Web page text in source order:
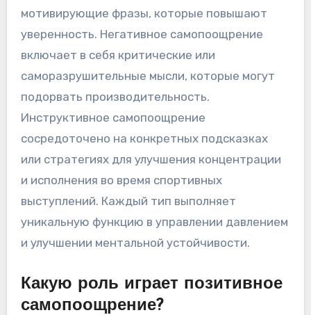
мотивирующие фразы, которые повышают
уверенность. Негативное самопоощрение
включает в себя критические или
саморазрушительные мысли, которые могут
подорвать производительность.
Инструктивное самопоощрение
сосредоточено на конкретных подсказках
или стратегиях для улучшения концентрации
и исполнения во время спортивных
выступлений. Каждый тип выполняет
уникальную функцию в управлении давлением
и улучшении ментальной устойчивости.
Какую роль играет позитивное
самопоощрение?